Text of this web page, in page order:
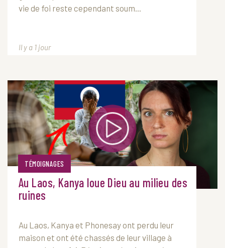
vie de foi reste cependant soum...
Il y a 1 jour
TÉMOIGNAGES
Au Laos, Kanya loue Dieu au milieu des
ruines
Au Laos, Kanya et Phonesay ont perdu leur
maison et ont été chassés de leur village à